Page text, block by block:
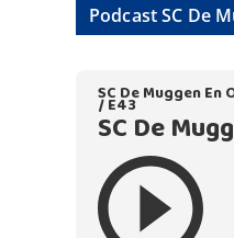
Podcast SC De